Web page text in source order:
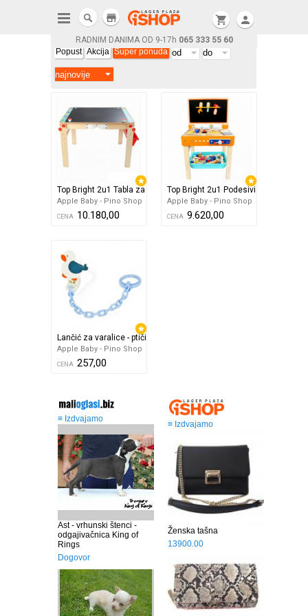
RADNIM DANIMA OD 9-17h 065 333 55 60
shopping_cart person
store
Popust Akcija Super ponuda
Top Bright 2u1 Tabla za pisanje
Apple Baby - Pino Shop
CENA 10.180,00
Top Bright 2u1 Podesivi sto i
Apple Baby - Pino Shop
CENA 9.620,00
Lančić za varalice - ptičica
Apple Baby - Pino Shop
CENA 257,00